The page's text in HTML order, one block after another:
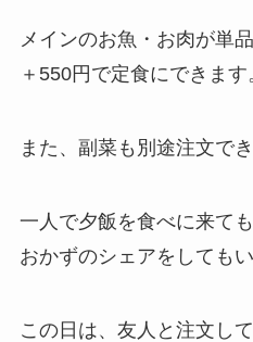
メインのお魚・お肉が単
＋550円で定食にできます
また、副菜も別途注文でき
一人で夕飯を食べに来て
おかずのシェアをしてもい
この日は、友人と注文し